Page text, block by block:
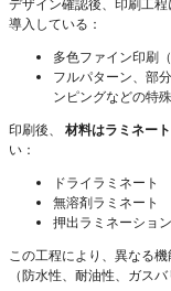
デザイン確認後、印刷工
導入している：
多色ファイン印刷
フルパターン、部
ンピングなどの特殊
印刷後、 材料はラミネー
い：
ドライラミネート
無溶剤ラミネート
押出ラミネーション
この工程により、異なる
（防水性、耐油性、ガス